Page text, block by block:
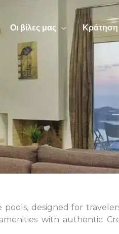
Οι βίλες μας Κράτηση
designed for
with authentic